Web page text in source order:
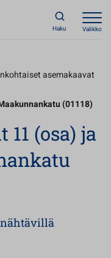
Haku Valikko
asemakaavat
(01118)
(osa) ja
nähtävillä